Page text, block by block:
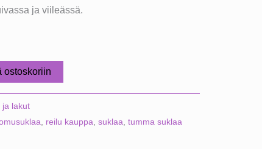
ja viileässä.
ostoskoriin
ja lakut
, reilu kauppa, suklaa, tumma suklaa